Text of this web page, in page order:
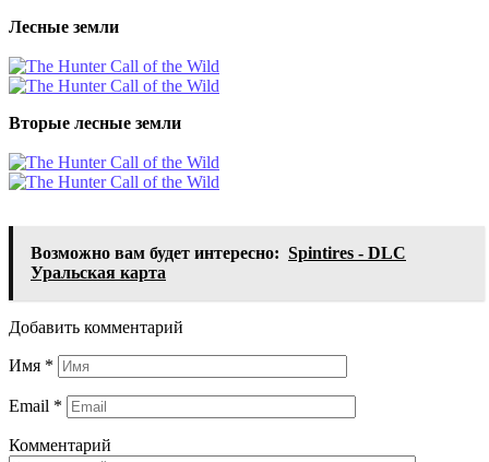
Лесные земли
Вторые лесные земли
Возможно вам будет интересно: Spintires - DLC
Уральская карта
Добавить комментарий
Имя *
Email *
Комментарий